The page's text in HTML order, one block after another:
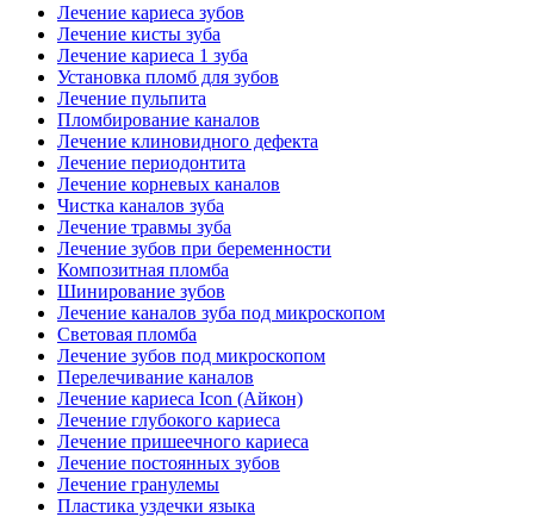
Лечение кариеса зубов
Лечение кисты зуба
Лечение кариеса 1 зуба
Установка пломб для зубов
Лечение пульпита
Пломбирование каналов
Лечение клиновидного дефекта
Лечение периодонтита
Лечение корневых каналов
Чистка каналов зуба
Лечение травмы зуба
Лечение зубов при беременности
Композитная пломба
Шинирование зубов
Лечение каналов зуба под микроскопом
Световая пломба
Лечение зубов под микроскопом
Перелечивание каналов
Лечение кариеса Icon (Айкон)
Лечение глубокого кариеса
Лечение пришеечного кариеса
Лечение постоянных зубов
Лечение гранулемы
Пластика уздечки языка